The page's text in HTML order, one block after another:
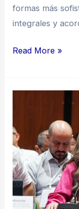
formas más
integrales y
Read More »
es
tarea
de
todos”:
alcaldesa
de